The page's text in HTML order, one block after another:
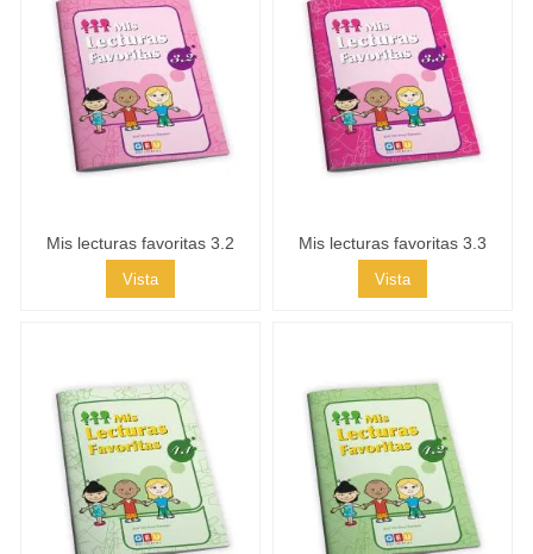
Mis lecturas favoritas 3.2
Vista
Mis lecturas favoritas 3.3
Vista